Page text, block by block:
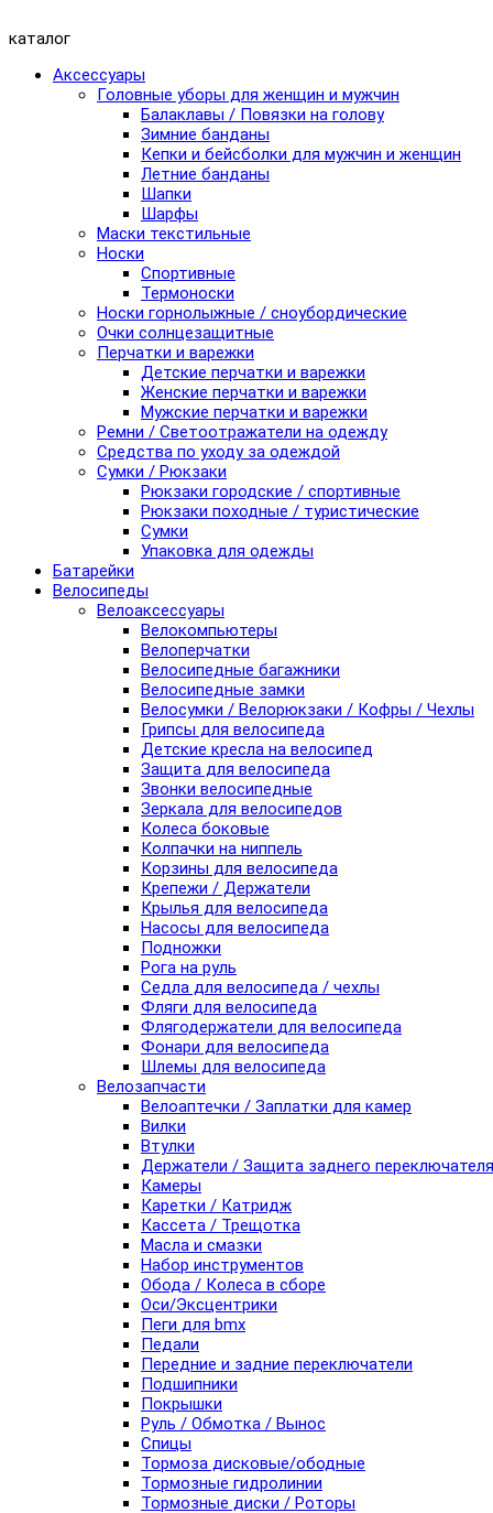
каталог
Аксессуары
Головные уборы для женщин и мужчин
Балаклавы / Повязки на голову
Зимние банданы
Кепки и бейсболки для мужчин и женщин
Летние банданы
Шапки
Шарфы
Маски текстильные
Носки
Спортивные
Термоноски
Носки горнолыжные / сноубордические
Очки солнцезащитные
Перчатки и варежки
Детские перчатки и варежки
Женские перчатки и варежки
Мужские перчатки и варежки
Ремни / Светоотражатели на одежду
Средства по уходу за одеждой
Сумки / Рюкзаки
Рюкзаки городские / спортивные
Рюкзаки походные / туристические
Сумки
Упаковка для одежды
Батарейки
Велосипеды
Велоаксессуары
Велокомпьютеры
Велоперчатки
Велосипедные багажники
Велосипедные замки
Велосумки / Велорюкзаки / Кофры / Чехлы
Грипсы для велосипеда
Детские кресла на велосипед
Защита для велосипеда
Звонки велосипедные
Зеркала для велосипедов
Колеса боковые
Колпачки на ниппель
Корзины для велосипеда
Крепежи / Держатели
Крылья для велосипеда
Насосы для велосипеда
Подножки
Рога на руль
Седла для велосипеда / чехлы
Фляги для велосипеда
Флягодержатели для велосипеда
Фонари для велосипеда
Шлемы для велосипеда
Велозапчасти
Велоаптечки / Заплатки для камер
Вилки
Втулки
Держатели / Защита заднего переключателя
Камеры
Каретки / Катридж
Кассета / Трещотка
Масла и смазки
Набор инструментов
Обода / Колеса в сборе
Оси/Эксцентрики
Пеги для bmx
Педали
Передние и задние переключатели
Подшипники
Покрышки
Руль / Обмотка / Вынос
Спицы
Тормоза дисковые/ободные
Тормозные гидролинии
Тормозные диски / Роторы